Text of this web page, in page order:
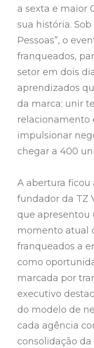
a sexta e maior
sua história.
Pessoas”, o
franqueados,
setor em dois
aprendizados
da marca: unir
relacionamento
impulsionar
chegar a 400
A abertura ficou
fundador da TZ
que apresentou
momento atual
franqueados a
como
marcada por
executivo
do modelo de
cada agência
consolidação da